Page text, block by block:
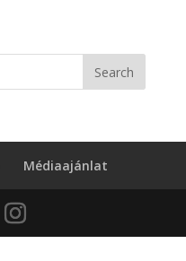
Médiaajánlat